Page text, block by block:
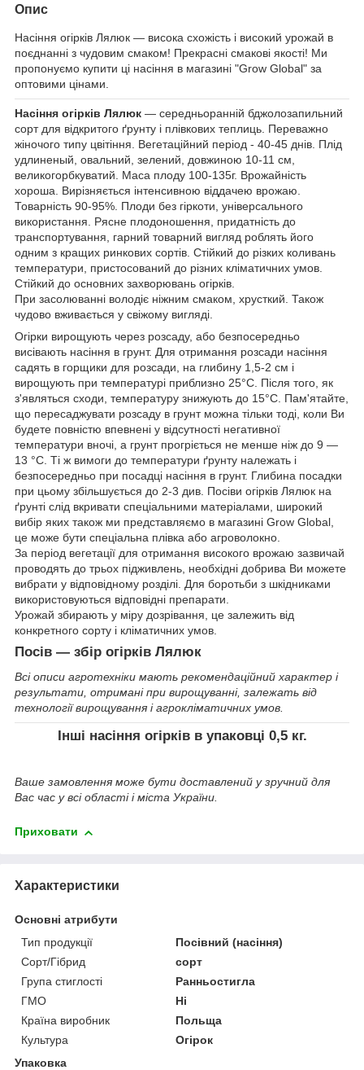
Опис
Насіння огірків Лялюк ― висока схожість і високий урожай в
поєднанні з чудовим смаком! Прекрасні смакові якості! Ми
пропонуємо купити ці насіння в магазині "Grow Global" за
оптовими цінами.
Насіння огірків Лялюк ― середньоранній бджолозапильний
сорт для відкритого ґрунту і плівкових теплиць. Переважно
жіночого типу цвітіння. Вегетаційний період - 40-45 днів. Плід
удлиненый, овальний, зелений, довжиною 10-11 см,
великогорбкуватий. Маса плоду 100-135г. Врожайність
хороша. Вирізняється інтенсивною віддачею врожаю.
Товарність 90-95%. Плоди без гіркоти, універсального
використання. Рясне плодоношення, придатність до
транспортування, гарний товарний вигляд роблять його
одним з кращих ринкових сортів. Стійкий до різких коливань
температури, пристосований до різних кліматичних умов.
Стійкий до основних захворювань огірків.
При засолюванні володіє ніжним смаком, хрусткий. Також
чудово вживається у свіжому вигляді.
Огірки вирощують через розсаду, або безпосередньо
висівають насіння в грунт. Для отримання розсади насіння
садять в горщики для розсади, на глибину 1,5-2 см і
вирощують при температурі приблизно 25°С. Після того, як
з'являться сходи, температуру знижують до 15°С. Пам'ятайте,
що пересаджувати розсаду в грунт можна тільки тоді, коли Ви
будете повністю впевнені у відсутності негативної
температури вночі, а грунт прогріється не менше ніж до 9 ―
13 °С. Ті ж вимоги до температури ґрунту належать і
безпосередньо при посадці насіння в грунт. Глибина посадки
при цьому збільшується до 2-3 див. Посіви огірків Лялюк на
ґрунті слід вкривати спеціальними матеріалами, широкий
вибір яких також ми представляємо в магазині Grow Global,
це може бути спеціальна плівка або агроволокно.
За період вегетації для отримання високого врожаю зазвичай
проводять до трьох підживлень, необхідні добрива Ви можете
вибрати у відповідному розділі. Для боротьби з шкідниками
використовуються відповідні препарати.
Урожай збирають у міру дозрівання, це залежить від
конкретного сорту і кліматичних умов.
Посів ― збір огірків Лялюк
Всі описи агротехніки мають рекомендаційний характер і
результати, отримані при вирощуванні, залежать від
технології вирощування і агрокліматичних умов.
Інші насіння огірків в упаковці 0,5 кг.
Ваше замовлення може бути доставлений у зручний для
Вас час у всі області і міста України.
Приховати
Характеристики
Основні атрибути
Тип продукції
Посівний (насіння)
Сорт/Гібрид
сорт
Група стиглості
Ранньостигла
ГМО
Ні
Країна виробник
Польща
Культура
Огірок
Упаковка